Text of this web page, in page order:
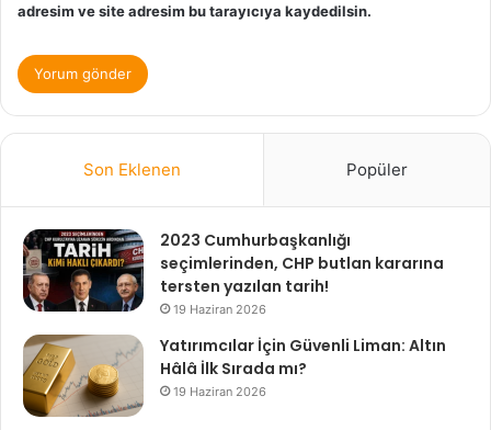
adresim ve site adresim bu tarayıcıya kaydedilsin.
Son Eklenen Popüler
2023 Cumhurbaşkanlığı
seçimlerinden, CHP butlan kararına
tersten yazılan tarih!
19 Haziran 2026
Yatırımcılar İçin Güvenli Liman: Altın
Hâlâ İlk Sırada mı?
19 Haziran 2026